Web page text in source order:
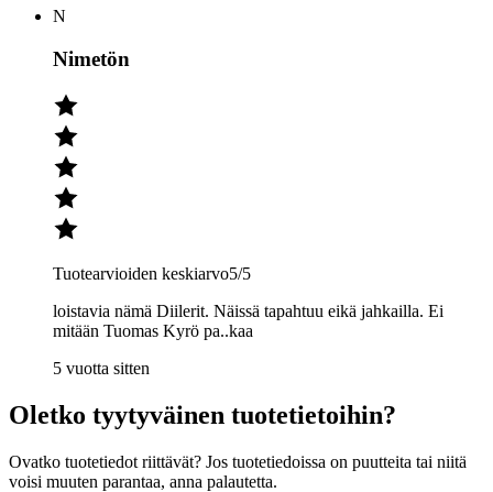
N
Nimetön
Tuotearvioiden keskiarvo5/5
loistavia nämä Diilerit. Näissä tapahtuu eikä jahkailla. Ei
mitään Tuomas Kyrö pa..kaa
5 vuotta sitten
Oletko tyytyväinen tuotetietoihin?
Ovatko tuotetiedot riittävät? Jos tuotetiedoissa on puutteita tai niitä
voisi muuten parantaa, anna palautetta.